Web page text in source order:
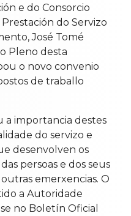
e do Consorcio
do Servizo
José Tomé
Pleno desta
o novo convenio
de traballo
a importancia destes
do servizo e
desenvolven os
persoas e dos seus
emerxencias. O
a Autoridade
no Boletín Oficial